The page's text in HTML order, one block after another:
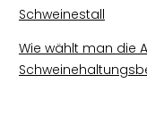
Schweinestall
Wie wählt man die